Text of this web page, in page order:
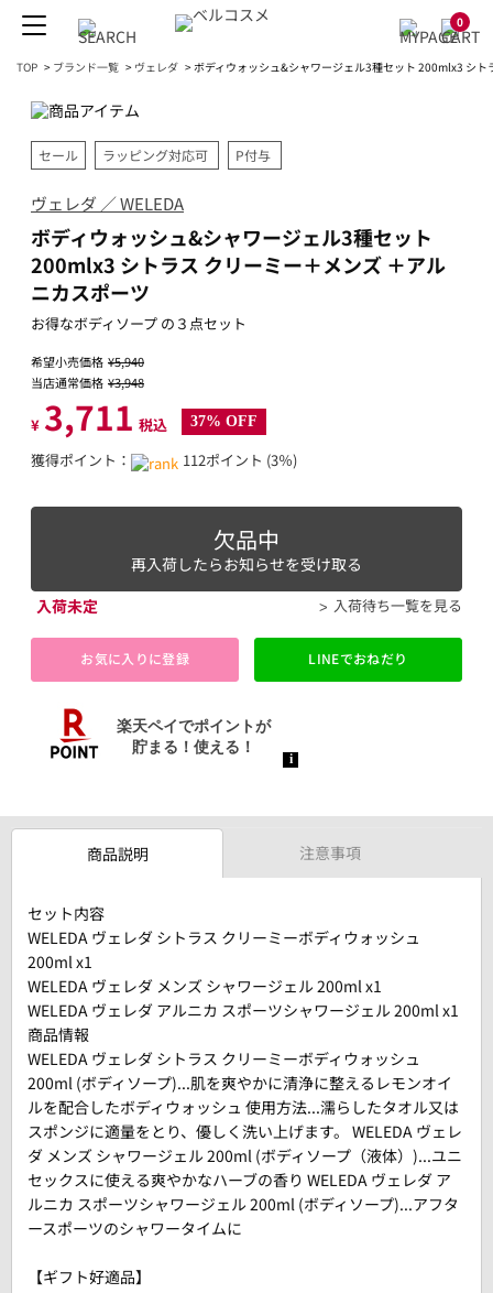
0
TOP > ブランド一覧 > ヴェレダ >ボディウォッシュ&シャワージェル3種セット 200mlx3 シ
セール ラッピング対応可 P付与
ヴェレダ ／ WELEDA
ボディウォッシュ&シャワージェル3種セット
200mlx3 シトラス クリーミー＋メンズ ＋アル
ニカスポーツ
お得なボディソープ の３点セット
希望小売価格 ¥5,940
当店通常価格 ¥3,948
¥ 3,711 税込 37% OFF
獲得ポイント： 112ポイント (3％)
欠品中
再入荷したらお知らせを受け取る
入荷未定
入荷待ち一覧を見る
お気に入りに登録 LINEでおねだり
商品説明 注意事項
セット内容
WELEDA ヴェレダ シトラス クリーミーボディウォッシュ
200ml x1
WELEDA ヴェレダ メンズ シャワージェル 200ml x1
WELEDA ヴェレダ アルニカ スポーツシャワージェル 200ml x1
商品情報
WELEDA ヴェレダ シトラス クリーミーボディウォッシュ
200ml (ボディソープ)...肌を爽やかに清浄に整えるレモンオイ
ルを配合したボディウォッシュ 使用方法...濡らしたタオル又は
スポンジに適量をとり、優しく洗い上げます。 WELEDA ヴェレ
ダ メンズ シャワージェル 200ml (ボディソープ（液体）)...ユニ
セックスに使える爽やかなハーブの香り WELEDA ヴェレダ ア
ルニカ スポーツシャワージェル 200ml (ボディソープ)...アフタ
ースポーツのシャワータイムに
【ギフト好適品】